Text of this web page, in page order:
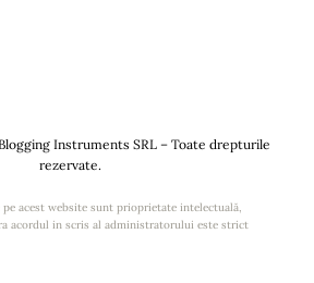
Instruments SRL – Toate drepturile
rezervate.
acest website sunt prioprietate intelectuală,
acordul in scris al administratorului este strict